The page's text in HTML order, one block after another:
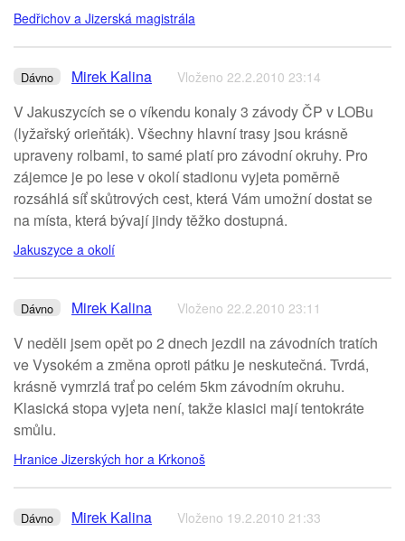
Bedřichov a Jizerská magistrála
Dávno Mirek Kalina Vloženo 22.2.2010 23:14
V Jakuszycích se o víkendu konaly 3 závody ČP v LOBu
(lyžařský orieňták). Všechny hlavní trasy jsou krásně
upraveny rolbami, to samé platí pro závodní okruhy. Pro
zájemce je po lese v okolí stadionu vyjeta poměrně
rozsáhlá síť skůtrových cest, která Vám umožní dostat se
na místa, která bývají jindy těžko dostupná.
Jakuszyce a okolí
Dávno Mirek Kalina Vloženo 22.2.2010 23:11
V neděli jsem opět po 2 dnech jezdil na závodních tratích
ve Vysokém a změna oproti pátku je neskutečná. Tvrdá,
krásně vymrzlá trať po celém 5km závodním okruhu.
Klasická stopa vyjeta není, takže klasici mají tentokráte
smůlu.
Hranice Jizerských hor a Krkonoš
Dávno Mirek Kalina Vloženo 19.2.2010 21:33